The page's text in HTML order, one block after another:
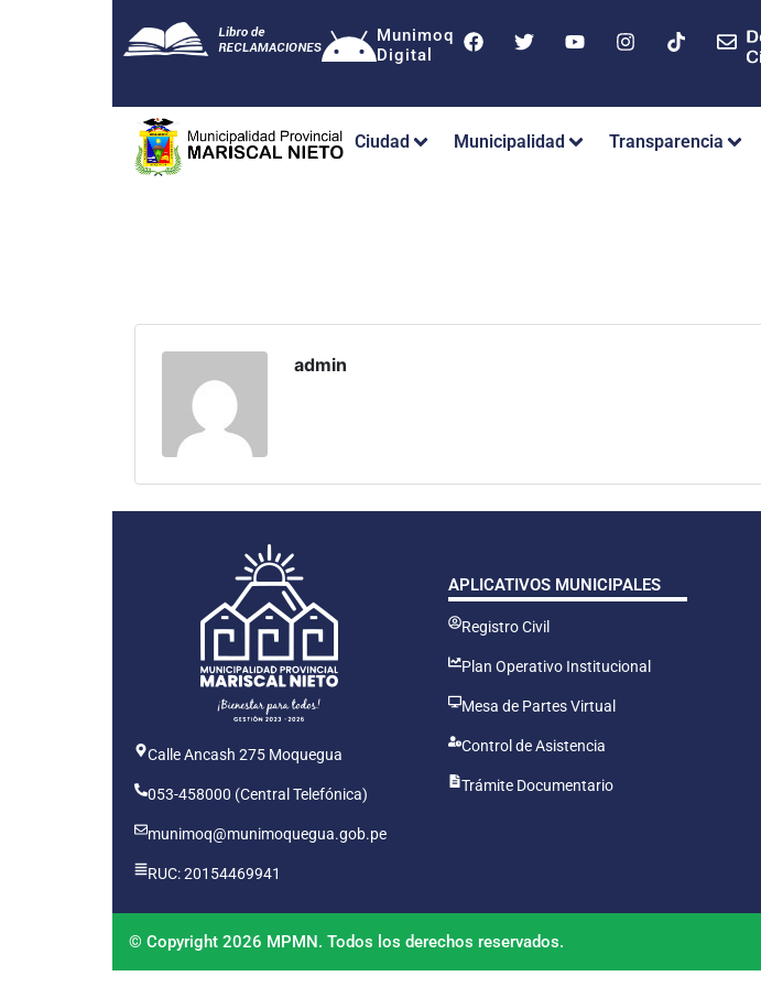
Munimoq
Digital
Ciudad Municipalidad Transparencia
admin
Calle Ancash 275 Moquegua
053-458000 (Central Telefónica)
munimoq@munimoquegua.gob.pe
RUC: 20154469941
APLICATIVOS MUNICIPALES
Registro Civil
Plan Operativo Institucional
Mesa de Partes Virtual
Control de Asistencia
Trámite Documentario
© Copyright 2026 MPMN. Todos los derechos reservados.